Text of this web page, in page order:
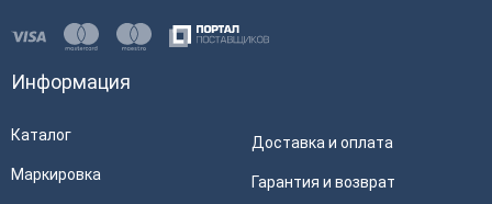
Информация
Каталог
Маркировка
Доставка и оплата
Гарантия и возврат